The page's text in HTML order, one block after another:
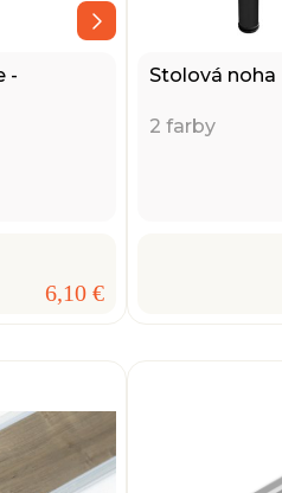
-
6,10 €
Stolová noha
2 farby